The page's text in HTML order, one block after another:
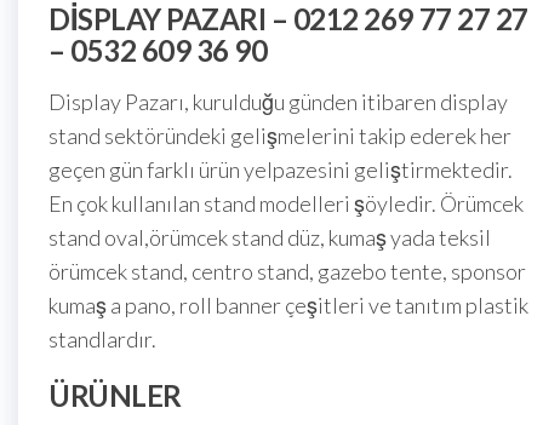
DISPLAY PAZARI – 0212 269 77 27 27
– 0532 609 36 90
Display Pazarı, kurulduğu günden itibaren display
stand sektöründeki gelişmelerini takip ederek her
geçen gün farklı ürün yelpazesini geliştirmektedir.
En çok kullanılan stand modelleri şöyledir. Örümcek
stand oval,örümcek stand düz, kumaş yada teksil
örümcek stand, centro stand, gazebo tente, sponsor
kumaş a pano, roll banner çeşitleri ve tanıtım plastik
standlardır.
ÜRÜNLER